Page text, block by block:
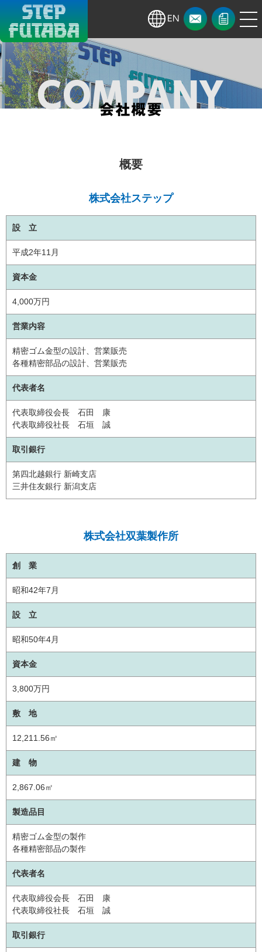
株式会社ス
テップ・株
式会社双葉
en
お問
お知
営業
日
概要
株式会社ステップ
設 立
平成2年11月
資本金
4,000万円
営業内容
精密ゴム金型の設計、営業販売
各種精密部品の設計、営業販売
代表者名
代表取締役会長 石田 康
代表取締役社長 石垣 誠
取引銀行
第四北越銀行 新崎支店
三井住友銀行 新潟支店
株式会社双葉製作所
創 業
昭和42年7月
設 立
昭和50年4月
資本金
3,800万円
敷 地
12,211.56㎡
建 物
2,867.06㎡
製造品目
精密ゴム金型の製作
各種精密部品の製作
代表者名
代表取締役会長 石田 康
代表取締役社長 石垣 誠
取引銀行